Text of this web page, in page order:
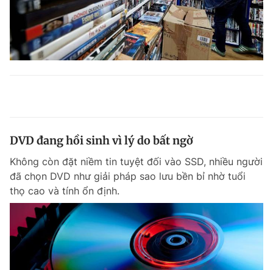
DVD đang hồi sinh vì lý do bất ngờ
Không còn đặt niềm tin tuyệt đối vào SSD, nhiều người
đã chọn DVD như giải pháp sao lưu bền bỉ nhờ tuổi
thọ cao và tính ổn định.